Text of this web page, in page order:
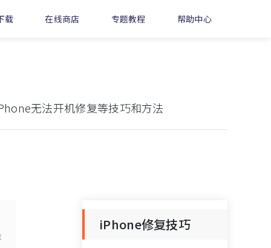
载 在线商店 专题教程 帮助中心
无法开机修复等技巧和方法
iPhone修复技巧